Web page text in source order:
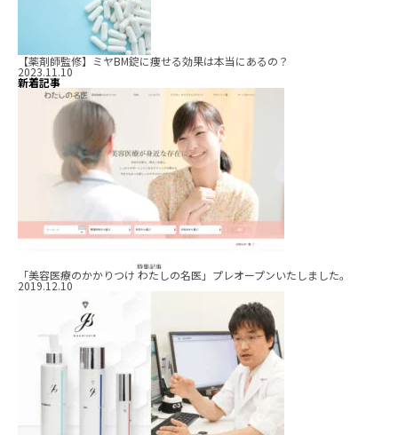
【薬剤師監修】ミヤBM錠に痩せる効果は本当にあるの？
2023.11.10
新着記事
「美容医療のかかりつけ わたしの名医」プレオープンいたしました。
2019.12.10